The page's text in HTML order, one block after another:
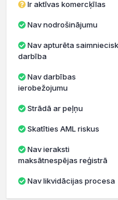
Ir aktīvas komercķīlas
Nav nodrošinājumu
darbība
ierobežojumu
Strādā ar peļņu
Skatīties AML riskus
maksātnespējas reģistrā
Nav likvidācijas procesa